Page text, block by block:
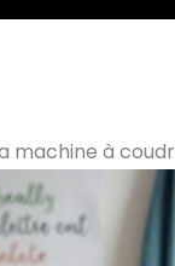
machine à